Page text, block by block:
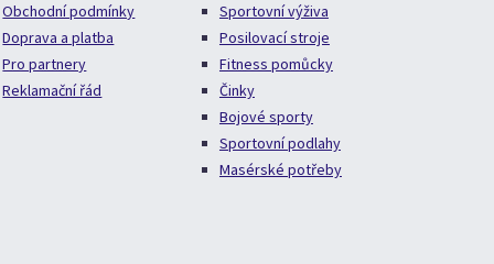
Obchodní podmínky
Doprava a platba
Pro partnery
Reklamační řád
Sportovní výživa
Posilovací stroje
Fitness pomůcky
Činky
Bojové sporty
Sportovní podlahy
Masérské potřeby